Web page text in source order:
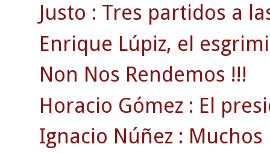
Justo : Tres partidos a
Enrique Lúpiz, el
Non Nos Rendemos !!!
Horacio Gómez : El
Ignacio Núñez :